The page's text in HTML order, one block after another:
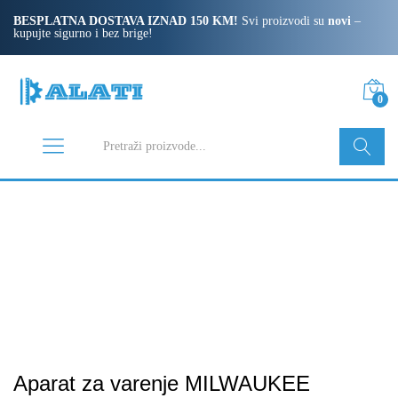
BESPLATNA DOSTAVA IZNAD 150 KM! Svi proizvodi su novi –
kupujte sigurno i bez brige!
0
Pretraži
Aparat za varenje MILWAUKEE